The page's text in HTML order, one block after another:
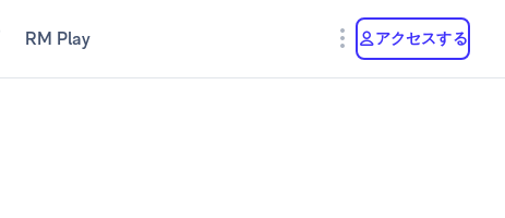
RM Play アクセスする